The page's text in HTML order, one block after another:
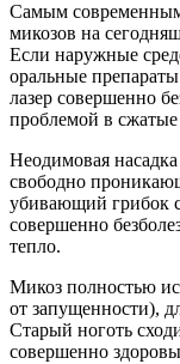
Самым
микозов на
Если наружные
оральные
лазер совершенно
проблемой в сжатые
Неодимовая
свободно
убивающий грибок
совершенно
тепло.
Микоз полностью
от запущенности),
Старый ноготь
совершенно